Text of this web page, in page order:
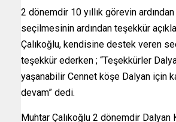
2 dönemdir 10 yıllık görevin
seçilmesinin ardından teşekkür
Çalıkoğlu, kendisine destek veren
teşekkür ederken ; “Teşekkürler
yaşanabilir Cennet köşe Dalyan için
devam” dedi.
Muhtar Çalıkoğlu 2 dönemdir Dalyan